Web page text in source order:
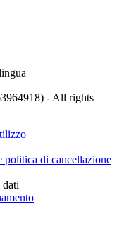
- All rights
politica di cancellazione
dati